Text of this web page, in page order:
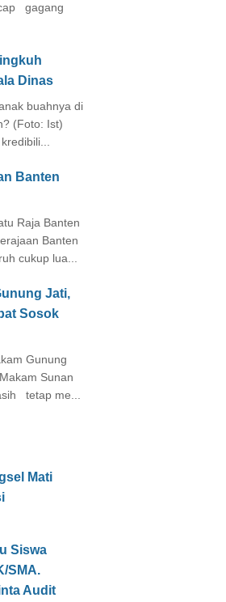
gagang
Dinas
buahnya di
(Foto: Ist)
Banten
Raja Banten
Banten
cukup lua...
Jati,
Sosok
Gunung
Sunan
tetap me...
Mati
Siswa
SMA.
Audit